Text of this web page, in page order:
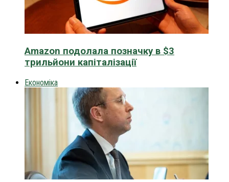
Amazon подолала позначку в $3
трильйони капіталізації
Економіка